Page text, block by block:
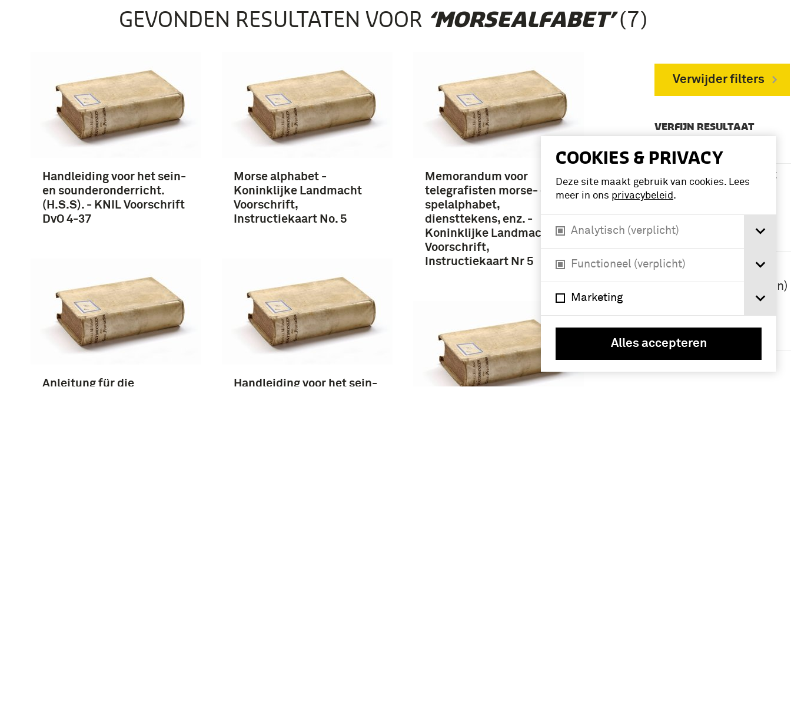
COOKIES & PRIVACY
Deze site maakt gebruik van cookies. Lees
meer in ons privacybeleid.
Analytisch (verplicht)
Functioneel (verplicht)
Marketing
Alles accepteren
GEVONDEN RESULTATEN VOOR ‘MORSEALFABET’(7)
Verwijder filters
VERFIJN RESULTAAT
Deelcollectie
boek, voorschrift
(7)
Namen /
instellingen
Koninklijke
(1813/1814-heden)
Geografie
Nederland (4)
Handleiding voor het sein-
en sounderonderricht.
(H.S.S). - KNIL Voorschrift
DvO 4-37
Anleitung für die
Morse alphabet -
Koninklijke Landmacht
Voorschrift,
Instructiekaart No. 5
Handleiding voor het sein-
Memorandum voor
telegrafisten morse- en
spelalphabet,
diensttekens, enz. -
Koninklijke Landmacht
Voorschrift,
Instructiekaart Nr 5